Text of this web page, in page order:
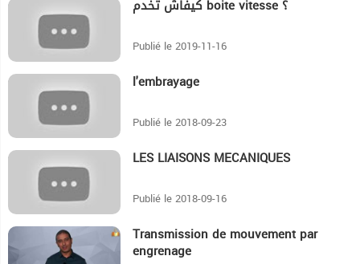
كيفاش تخدم boite vitesse ؟
Publié le 2019-11-16
l'embrayage
Publié le 2018-09-23
LES LIAISONS MECANIQUES
Publié le 2018-09-16
Transmission de mouvement par
engrenage